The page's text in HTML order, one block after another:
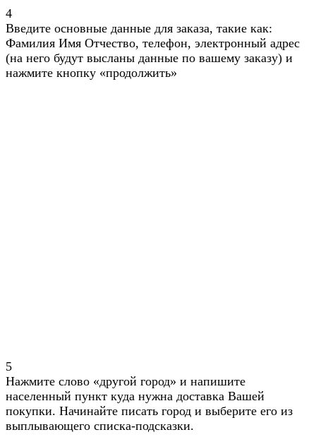
4
Введите основные данные для заказа, такие как:
Фамилия Имя Отчество, телефон, электронный адрес
(на него будут высланы данные по вашему заказу) и
нажмите кнопку «продолжить»
5
Нажмите слово «другой город» и напишите
населенный пункт куда нужна доставка Вашей
покупки. Начинайте писать город и выберите его из
выплывающего списка-подсказки.